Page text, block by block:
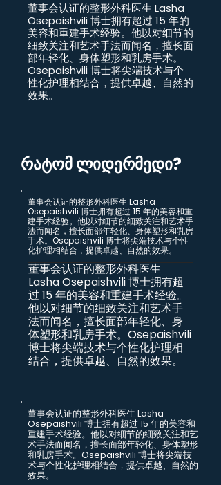
董事会认证的整形外科医生 Lasha
Osepaishvili 博士拥有超过 15 年的
美容和重建手术经验。他以对细节的
细致关注和艺术手法而闻名，擅长面
部年轻化、身体塑形和乳房手术。
Osepaishvili 博士将尖端技术与个
性化护理相结合，提供卓越、自然的
效果。
რატომ ლიდერმედი?
董事会认证的整形外科医生 Lasha
Osepaishvili 博士拥有超过 15 年的美容和重
建手术经验。他以对细节的细致关注和艺术手
法而闻名，擅长面部年轻化、身体塑形和乳房
手术。Osepaishvili 博士将尖端技术与个性
化护理相结合，提供卓越、自然的效果。
董事会认证的整形外科医生
Lasha Osepaishvili 博士拥有超
过 15 年的美容和重建手术经验。
他以对细节的细致关注和艺术手
法而闻名，擅长面部年轻化、身
体塑形和乳房手术。Osepaishvili
博士将尖端技术与个性化护理相
结合，提供卓越、自然的效果。
董事会认证的整形外科医生 Lasha
Osepaishvili 博士拥有超过 15 年的美容和
重建手术经验。他以对细节的细致关注和艺
术手法而闻名，擅长面部年轻化、身体塑形
和乳房手术。Osepaishvili 博士将尖端技
术与个性化护理相结合，提供卓越、自然的
效果。